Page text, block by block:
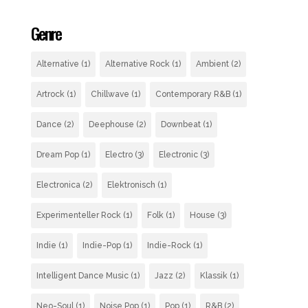
Genre
Alternative (1) Alternative Rock (1) Ambient(2)
Artrock (1) Chillwave (1) Contemporary R&B(1)
Dance (2) Deephouse (2) Downbeat(1)
Dream Pop(1) Electro(3) Electronic(3)
Electronica(2) Elektronisch (1)
Experimenteller Rock (1) Folk (1) House (3)
Indie (1) Indie-Pop(1) Indie-Rock (1)
Intelligent Dance Music(1) Jazz (2) Klassik (1)
Neo-Soul (1) Noise Pop(1) Pop(1) R&B(2)